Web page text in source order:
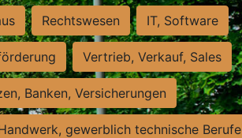
Rechtswesen IT, Software
Vertrieb, Verkauf, Sales
Banken, Versicherungen
gewerblich technische Berufe